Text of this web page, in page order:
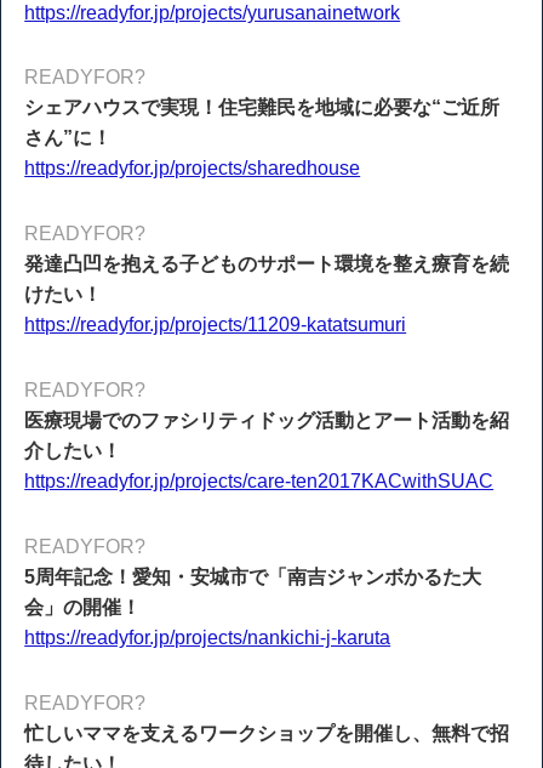
https://readyfor.jp/projects/yurusanainetwork
READYFOR?
シェアハウスで実現！住宅難民を地域に必要な“ご近所
さん”に！
https://readyfor.jp/projects/sharedhouse
READYFOR?
発達凸凹を抱える子どものサポート環境を整え療育を続
けたい！
https://readyfor.jp/projects/11209-katatsumuri
READYFOR?
医療現場でのファシリティドッグ活動とアート活動を紹
介したい！
https://readyfor.jp/projects/care-ten2017KACwithSUAC
READYFOR?
5周年記念！愛知・安城市で「南吉ジャンボかるた大
会」の開催！
https://readyfor.jp/projects/nankichi-j-karuta
READYFOR?
忙しいママを支えるワークショップを開催し、無料で招
待したい！